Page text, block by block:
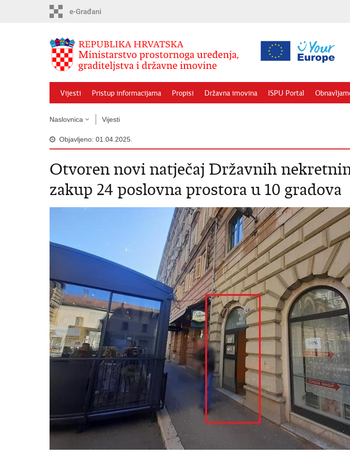
Vijesti Pristup informacijama Propisi Državna imovina ISPU Portal
Naslovnica Vijesti
Objavljeno: 01.04.2025.
Otvoren novi natječaj Državnih
zakup 24 poslovna prostora u 10 gradova